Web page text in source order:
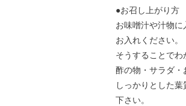
●お召し上がり方
お味噌汁や汁物
お入れください。
そうすることでわ
酢の物・サラダ・
しっかりとした
下さい。